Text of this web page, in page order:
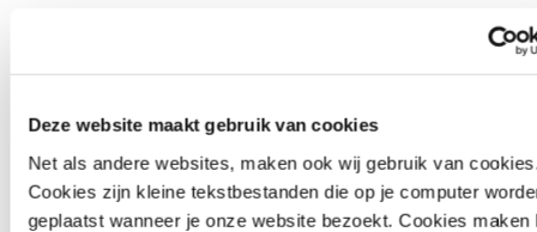
Deze website maakt gebruik van cookies
Net als andere websites, maken ook wij gebruik van
Cookies zijn kleine tekstbestanden die op je computer
geplaatst wanneer je onze website bezoekt. Cookies maken